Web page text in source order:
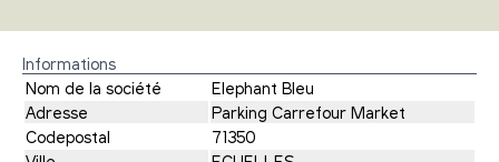
Informations
Nom de la société
Elephant Bleu
Adresse
Parking Carrefour Market
Codepostal
71350